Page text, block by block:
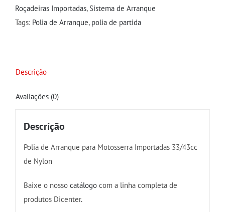
Importadas
33/43cc
Roçadeiras Importadas,Sistema de Arranque
Tags: Polia de Arranque, polia de partida
Descrição
Avaliações (0)
Descrição
Polia de Arranque para Motosserra Importadas 33/43cc
de Nylon
Baixe o nosso catálogocom a linha completa de
produtos Dicenter.